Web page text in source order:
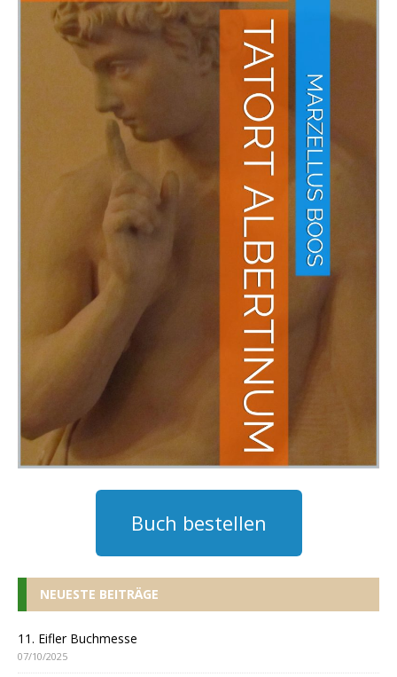
Buch bestellen
NEUESTE BEITRÄGE
11. Eifler Buchmesse
07/10/2025